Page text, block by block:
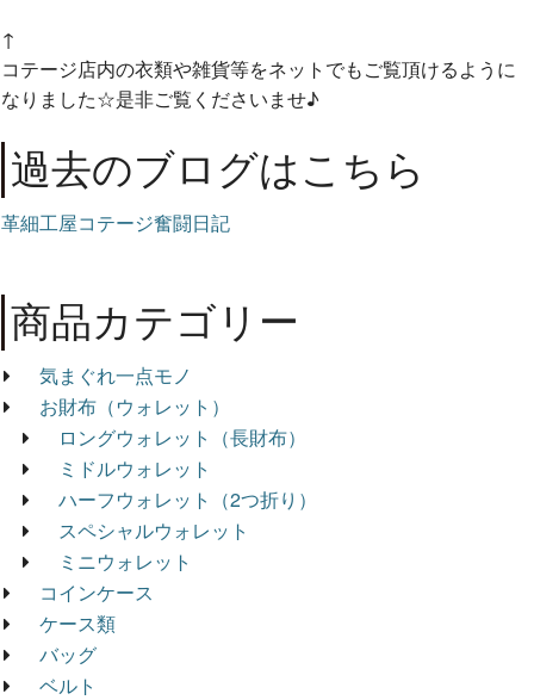
↑
コテージ店内の衣類や雑貨等をネットでもご覧頂けるように
なりました☆是非ご覧くださいませ♪
過去のブログはこちら
革細工屋コテージ奮闘日記
商品カテゴリー
気まぐれ一点モノ
お財布（ウォレット）
ロングウォレット（長財布）
ミドルウォレット
ハーフウォレット（2つ折り）
スペシャルウォレット
ミニウォレット
コインケース
ケース類
バッグ
ベルト